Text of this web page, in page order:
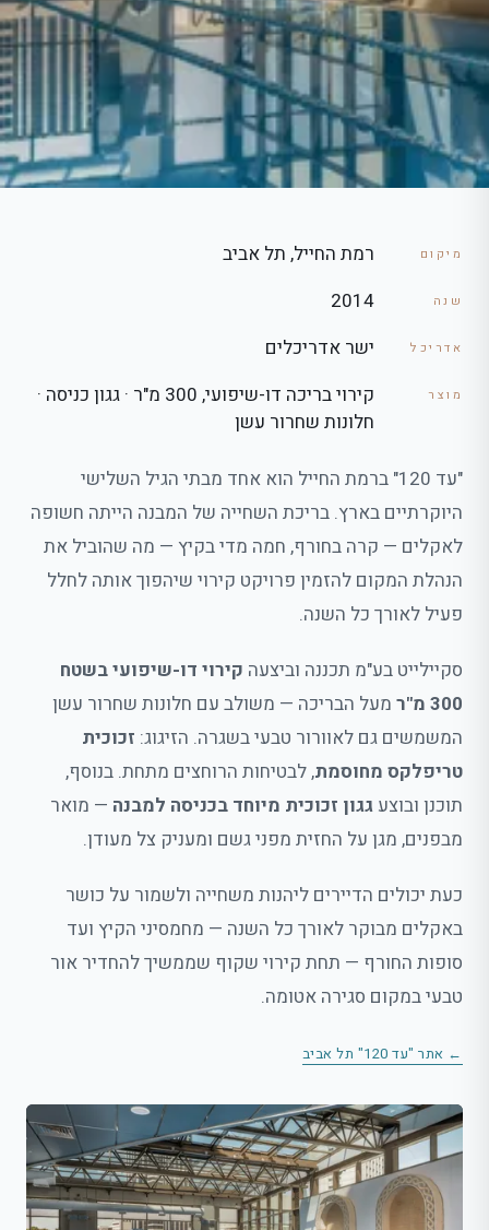
מיקום רמת החייל, תל אביב
שנה 2014
אדריכל ישר אדריכלים
מוצר
קירוי בריכה דו-שיפועי, 300 מ"ר · גגון כניסה ·
חלונות שחרור עשן
"עד 120" ברמת החייל הוא אחד מבתי הגיל השלישי
היוקרתיים בארץ. בריכת השחייה של המבנה הייתה חשופה
לאקלים — קרה בחורף, חמה מדי בקיץ — מה שהוביל את
הנהלת המקום להזמין פרויקט קירוי שיהפוך אותה לחלל
פעיל לאורך כל השנה.
סקיילייט בע"מ תכננה וביצעה קירוי דו-שיפועי בשטח
300 מ"ר
מעל הבריכה — משולב עם חלונות שחרור עשן
המשמשים גם לאוורור טבעי בשגרה. הזיגוג: זכוכית
טריפלקס מחוסמת, לבטיחות הרוחצים מתחת. בנוסף,
תוכנן ובוצע גגון זכוכית מיוחד בכניסה למבנה — מואר
מבפנים, מגן על החזית מפני גשם ומעניק צל מעודן.
כעת יכולים הדיירים ליהנות משחייה ולשמור על כושר
באקלים מבוקר לאורך כל השנה — מחמסיני הקיץ ועד
סופות החורף — תחת קירוי שקוף שממשיך להחדיר אור
טבעי במקום סגירה אטומה.
← אתר "עד 120" תל אביב